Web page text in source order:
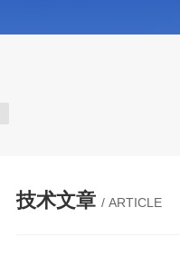
技术文章 / ARTICLE